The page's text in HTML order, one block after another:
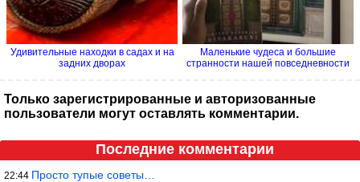
Удивительные находки в садах и на
задних дворах
Маленькие чудеса и большие
странности нашей повседневности
Только зарегистрированные и авторизованные
пользователи могут оставлять комментарии.
Последние комментарии
22:44 Просто тупые советы…